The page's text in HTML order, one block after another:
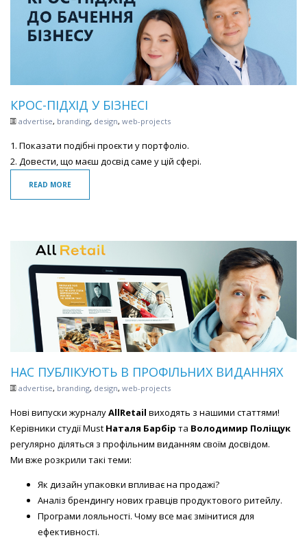
КРОС-ПІДХІД У БІЗНЕСІ
advertise, branding, design, web-projects
1. Показати подібні проєкти у портфоліо.
2. Довести, що маєш досвід саме у цій сфері.
READ MORE
НАС ПУБЛІКУЮТЬ В ПРОФІЛЬНИХ ВИДАННЯХ
advertise, branding, design, web-projects
Нові випуски журналуAllRetail виходять з нашими статтями!
Керівники студії Must Наталя Барбір та Володимир Поліщук
регулярно діляться з профільним виданням своїм досвідом.
Ми вже розкрили такі теми:
Як дизайн упаковки впливає на продажі?
Аналіз брендингу нових гравців продуктового ритейлу.
Програми лояльності. Чому все має змінитися для
ефективності.